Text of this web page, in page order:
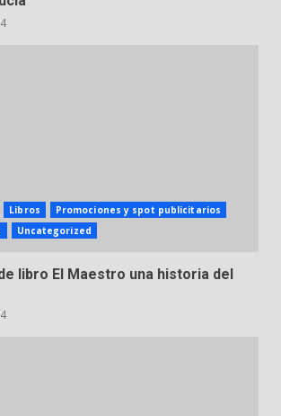
Libros
Promociones y spot publicitarios
Uncategorized
libro El Maestro una historia del